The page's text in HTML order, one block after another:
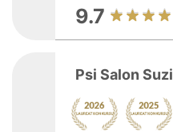
9.7
Psi Salon Suzi